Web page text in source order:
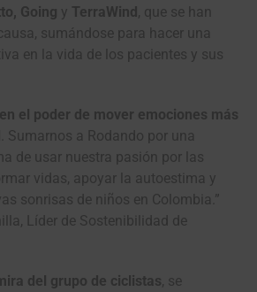
Going y TerraWind, que se han
sumándose para hacer una
en la vida de los pacientes y sus
el poder de mover emociones más
. Sumarnos a Rodando por una
de usar nuestra pasión por las
vidas, apoyar la autoestima y
sonrisas de niños en Colombia.”
Líder de Sostenibilidad de
del grupo de ciclistas, se